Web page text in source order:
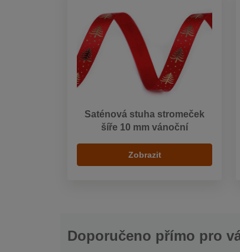
Saténová stuha stromeček
šíře 10 mm vánoční
Zobrazit
Doporučeno přímo pro